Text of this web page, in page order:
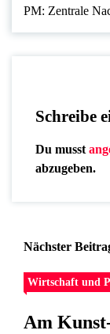
PM: Zentrale
Schreibe
Du musst
abzugeben.
Nächster
Wirtschaft und
Am